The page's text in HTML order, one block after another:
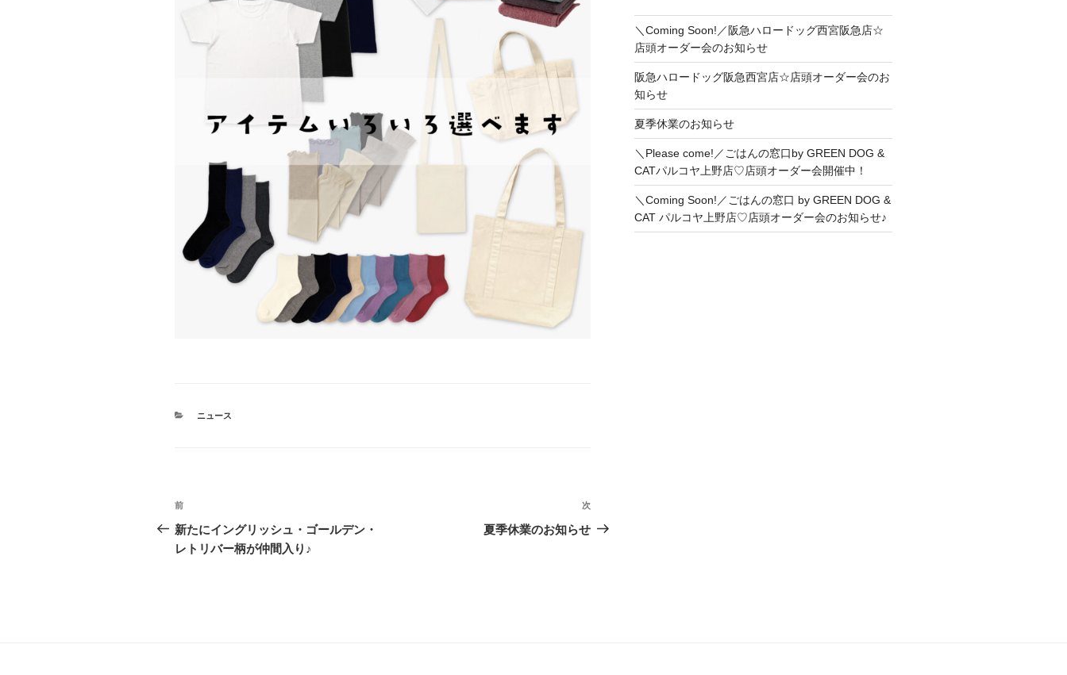
カ
ニュース
投
稿
ナ
前
の
投
前
新たにイングリッシュ・ゴールデン・
レトリバー柄が仲間入り♪
次
の
次
夏季休業のお知らせ
＼Coming Soon!／阪急ハロードッグ西宮阪急店☆
店頭オーダー会のお知らせ
阪急ハロードッグ阪急西宮店☆店頭オーダー会のお
知らせ
夏季休業のお知らせ
＼Please come!／ごはんの窓口by GREEN DOG &
CATパルコヤ上野店♡店頭オーダー会開催中！
＼Coming Soon!／ごはんの窓口 by GREEN DOG &
CAT パルコヤ上野店♡店頭オーダー会のお知らせ♪